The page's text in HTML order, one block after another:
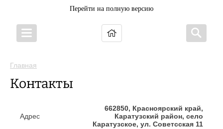
Перейти на полную версию
Главная
Контакты
Адрес
662850, Красноярский край,
Каратузский район, село
Каратузское, ул. Советсская 11